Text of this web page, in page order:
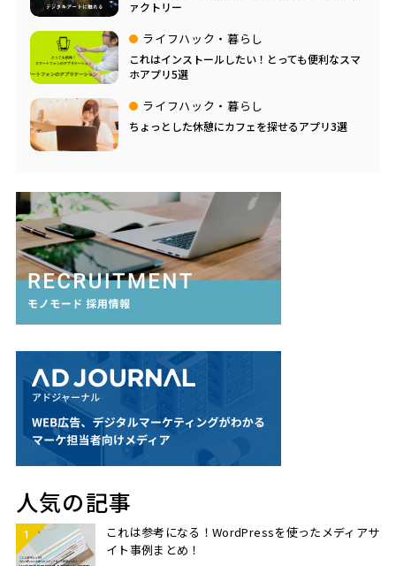
ァクトリー
ライフハック・暮らし
これはインストールしたい！とっても便利なスマ
ホアプリ5選
ライフハック・暮らし
ちょっとした休憩にカフェを探せるアプリ3選
人気の記事
これは参考になる！WordPressを使ったメディアサ
イト事例まとめ！